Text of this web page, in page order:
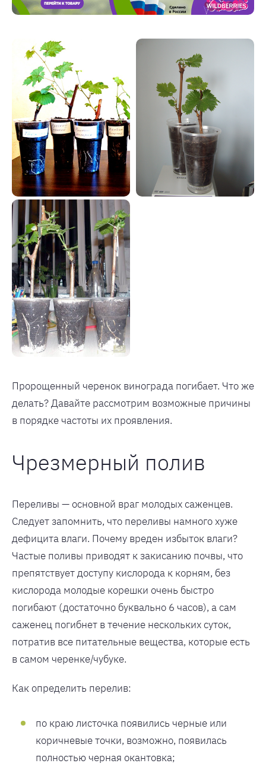
Пророщенный черенок винограда погибает. Что же
делать? Давайте рассмотрим возможные причины
в порядке частоты их проявления.
Чрезмерный полив
Переливы — основной враг молодых саженцев.
Следует запомнить, что переливы намного хуже
дефицита влаги. Почему вреден избыток влаги?
Частые поливы приводят к закисанию почвы, что
препятствует доступу кислорода к корням, без
кислорода молодые корешки очень быстро
погибают (достаточно буквально 6 часов), а сам
саженец погибнет в течение нескольких суток,
потратив все питательные вещества, которые есть
в самом черенке/чубуке.
Как определить перелив:
по краю листочка появились черные или
коричневые точки, возможно, появилась
полностью черная окантовка;